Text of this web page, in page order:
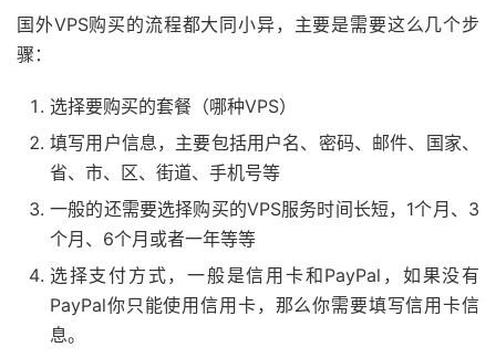
国外VPS购买的流程都大同小异，主要是需要这么几个步
骤：
选择要购买的套餐（哪种VPS）
填写用户信息，主要包括用户名、密码、邮件、国家、
省、市、区、街道、手机号等
一般的还需要选择购买的VPS服务时间长短，1个月、3
个月、6个月或者一年等等
选择支付方式，一般是信用卡和PayPal，如果没有
PayPal你只能使用信用卡，那么你需要填写信用卡信
息。